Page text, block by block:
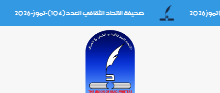
صحيفة الاتحاد الثقافي العدد(104)-تموز-2026